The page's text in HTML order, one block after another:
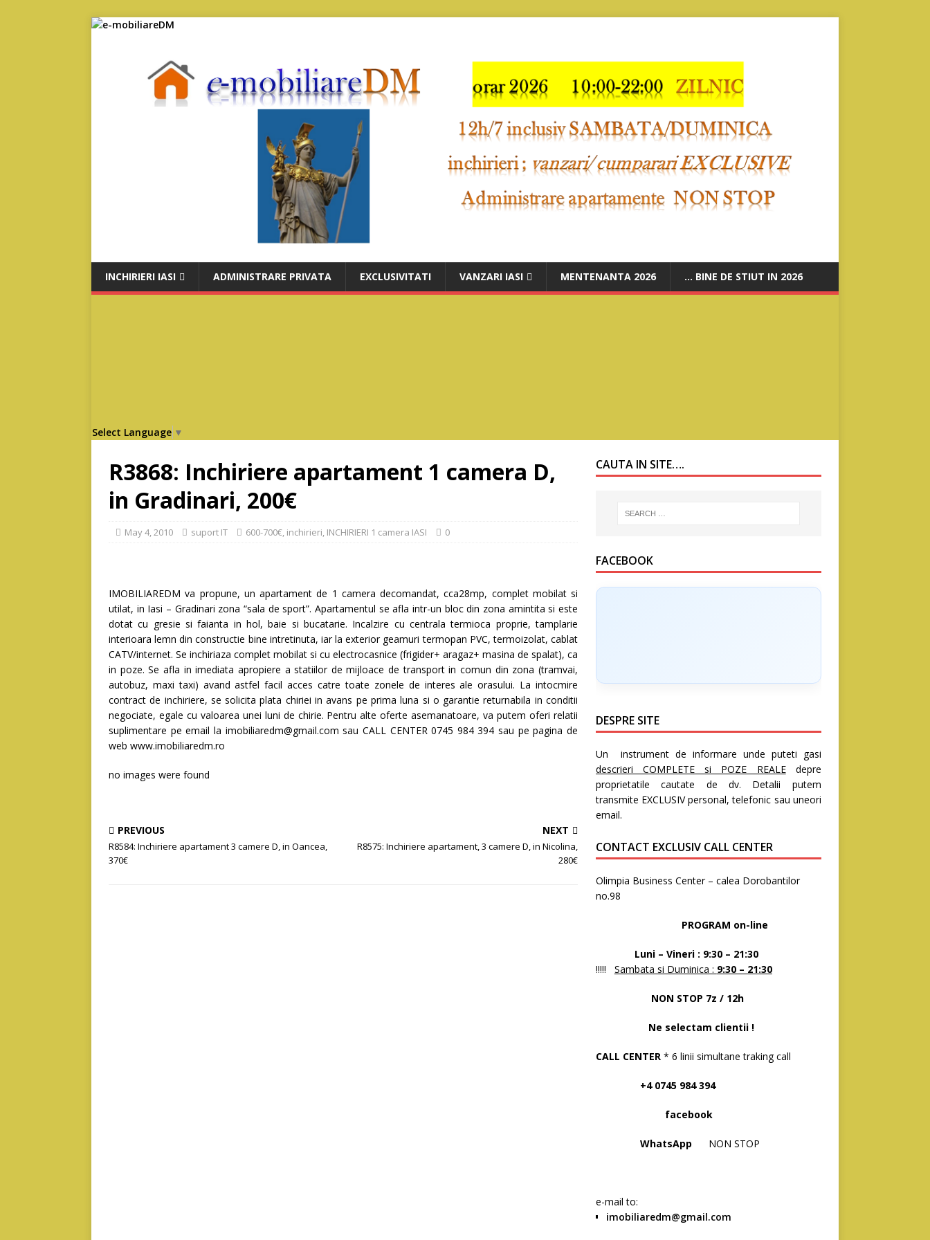
INCHIRIERI IASI ADMINISTRARE PRIVATA EXCLUSIVITATI VANZARI IASI MENTENANTA 2026 … BINE DE STIUT IN 2026
Select Language ▼
R3868: Inchiriere apartament 1 camera D,
in Gradinari, 200€
May 4, 2010 suport IT 600-700€, inchirieri, INCHIRIERI 1 camera IASI 0
IMOBILIAREDM va propune, un apartament de 1 camera decomandat, cca28mp, complet mobilat si
utilat, in Iasi – Gradinari zona “sala de sport”. Apartamentul se afla intr-un bloc din zona amintita si este
dotat cu gresie si faianta in hol, baie si bucatarie. Incalzire cu centrala termioca proprie, tamplarie
interioara lemn din constructie bine intretinuta, iar la exterior geamuri termopan PVC, termoizolat, cablat
CATV/internet. Se inchiriaza complet mobilat si cu electrocasnice (frigider+ aragaz+ masina de spalat), ca
in poze. Se afla in imediata apropiere a statiilor de mijloace de transport in comun din zona (tramvai,
autobuz, maxi taxi) avand astfel facil acces catre toate zonele de interes ale orasului. La intocmire
contract de inchiriere, se solicita plata chiriei in avans pe prima luna si o garantie returnabila in conditii
negociate, egale cu valoarea unei luni de chirie. Pentru alte oferte asemanatoare, va putem oferi relatii
suplimentare pe email la imobiliaredm@gmail.com sau CALL CENTER 0745 984 394 sau pe pagina de
web www.imobiliaredm.ro
no images were found
PREVIOUS
R8584: Inchiriere apartament 3 camere D, in Oancea,
370€
NEXT
R8575: Inchiriere apartament, 3 camere D, in Nicolina,
280€
CAUTA IN SITE….
FACEBOOK
DESPRE SITE
Un instrument de informare unde puteti gasi
descrieri COMPLETE si POZE REALEdepre
proprietatile cautate de dv. Detalii putem
transmite EXCLUSIV personal, telefonic sau uneori
email.
CONTACT EXCLUSIV CALL CENTER
Olimpia Business Center – calea Dorobantilor
no.98
PROGRAM on-line
Luni – Vineri : 9:30 – 21:30
!!!!! Sambata si Duminica : 9:30 – 21:30
NON STOP 7z / 12h
Ne selectam clientii !
CALL CENTER* 6 linii simultane traking call
+4 0745 984 394
facebook
WhatsApp NON STOP
e-mail to:
imobiliaredm@gmail.com